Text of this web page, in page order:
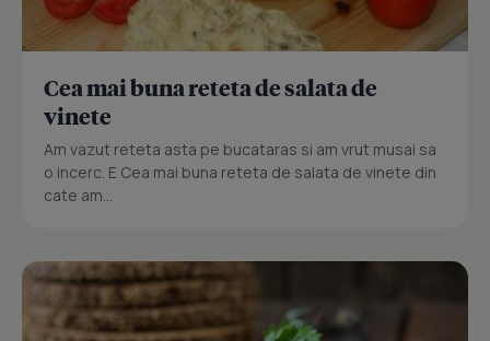
Cea mai buna reteta de salata de
vinete
Am vazut reteta asta pe bucataras si am vrut musai sa
o incerc. E Cea mai buna reteta de salata de vinete din
cate am...